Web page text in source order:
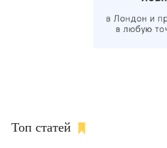
Топ статей